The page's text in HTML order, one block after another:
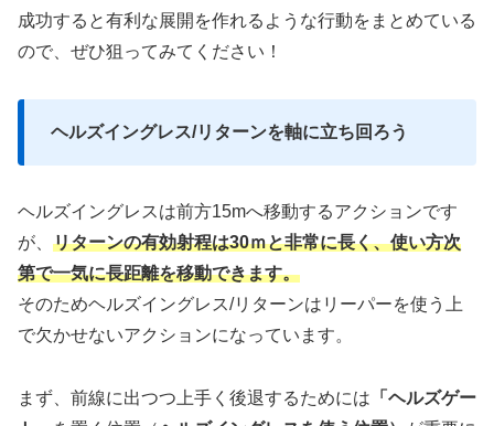
成功すると有利な展開を作れるような行動をまとめている
ので、ぜひ狙ってみてください！
ヘルズイングレス/リターンを軸に立ち回ろう
ヘルズイングレスは前方15mへ移動するアクションです
が、 リターンの有効射程は30ｍと非常に長く、使い方次
第で一気に長距離を移動できます。
そのためヘルズイングレス/リターンはリーパーを使う上
で欠かせないアクションになっています。
まず、前線に出つつ上手く後退するためには 「ヘルズゲー